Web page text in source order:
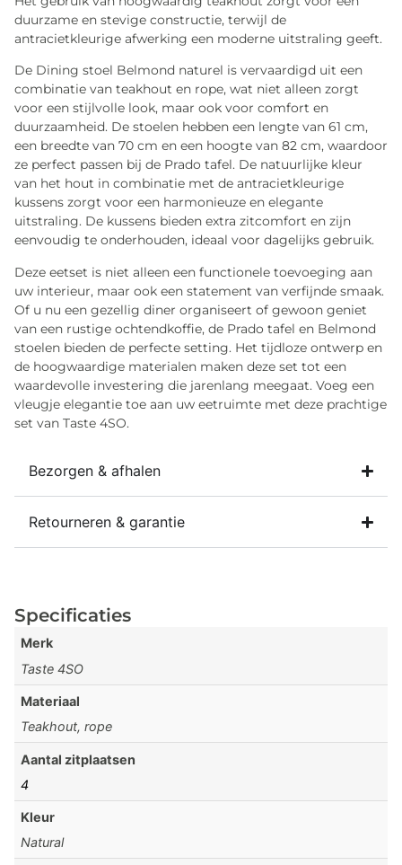
duurzame en stevige constructie, terwijl de
antracietkleurige afwerking een moderne uitstraling geeft.
De Dining stoel Belmond naturel is vervaardigd uit een
combinatie van teakhout en rope, wat niet alleen zorgt
voor een stijlvolle look, maar ook voor comfort en
duurzaamheid. De stoelen hebben een lengte van 61 cm,
een breedte van 70 cm en een hoogte van 82 cm, waardoor
ze perfect passen bij de Prado tafel. De natuurlijke kleur
van het hout in combinatie met de antracietkleurige
kussens zorgt voor een harmonieuze en elegante
uitstraling. De kussens bieden extra zitcomfort en zijn
eenvoudig te onderhouden, ideaal voor dagelijks gebruik.
Deze eetset is niet alleen een functionele toevoeging aan
uw interieur, maar ook een statement van verfijnde smaak.
Of u nu een gezellig diner organiseert of gewoon geniet
van een rustige ochtendkoffie, de Prado tafel en Belmond
stoelen bieden de perfecte setting. Het tijdloze ontwerp en
de hoogwaardige materialen maken deze set tot een
waardevolle investering die jarenlang meegaat. Voeg een
vleugje elegantie toe aan uw eetruimte met deze prachtige
set van Taste 4SO.
Bezorgen & afhalen
Retourneren & garantie
Specificaties
Merk
Taste 4SO
Materiaal
Teakhout, rope
Aantal zitplaatsen
4
Kleur
Natural